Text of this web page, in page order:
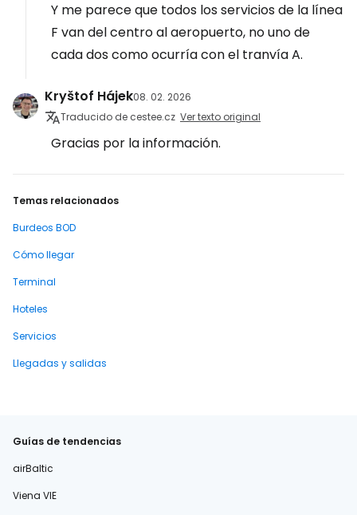
Y me parece que todos los servicios de la línea
F van del centro al aeropuerto, no uno de
cada dos como ocurría con el tranvía A.
Kryštof Hájek08. 02. 2026
Traducido de cestee.cz Ver texto original
Gracias por la información.
Temas relacionados
Burdeos BOD
Cómo llegar
Terminal
Hoteles
Servicios
Llegadas y salidas
Guías de tendencias
airBaltic
Viena VIE